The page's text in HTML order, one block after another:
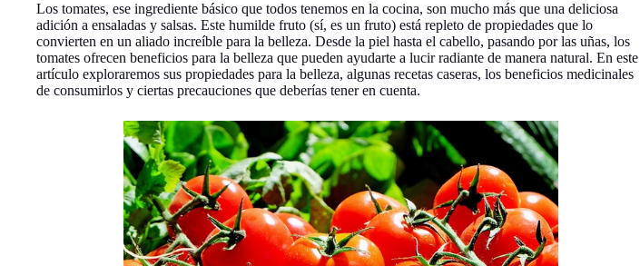
Los tomates, ese ingrediente básico que todos tenemos en la cocina, son mucho más que una deliciosa
adición a ensaladas y salsas. Este humilde fruto (sí, es un fruto) está repleto de propiedades que lo
convierten en un aliado increíble para la belleza. Desde la piel hasta el cabello, pasando por las uñas, los
tomates ofrecen beneficios para la belleza que pueden ayudarte a lucir radiante de manera natural. En este
artículo exploraremos sus propiedades para la belleza, algunas recetas caseras, los beneficios medicinales
de consumirlos y ciertas precauciones que deberías tener en cuenta.